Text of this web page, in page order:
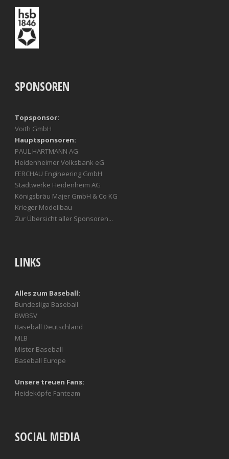
SPONSOREN
Topsponsor:
Voith GmbH
Hauptsponsoren:
PAUL HARTMANN AG
Heidenheimer Volksbank eG
FERCHAU Engineering GmbH
Stadtwerke Heidenheim AG
Königsbräu Majer GmbH & Co KG
Krieger Modellbau
Zur Übersicht aller Sponsoren...
LINKS
Alles zum Baseball:
Bundesliga Baseball
BWBSV
Baseball Deutschland
MLB
Mister Baseball
Baseball Europe
Unsere treuen Fans:
Heideköpfe Fanteam
SOCIAL MEDIA